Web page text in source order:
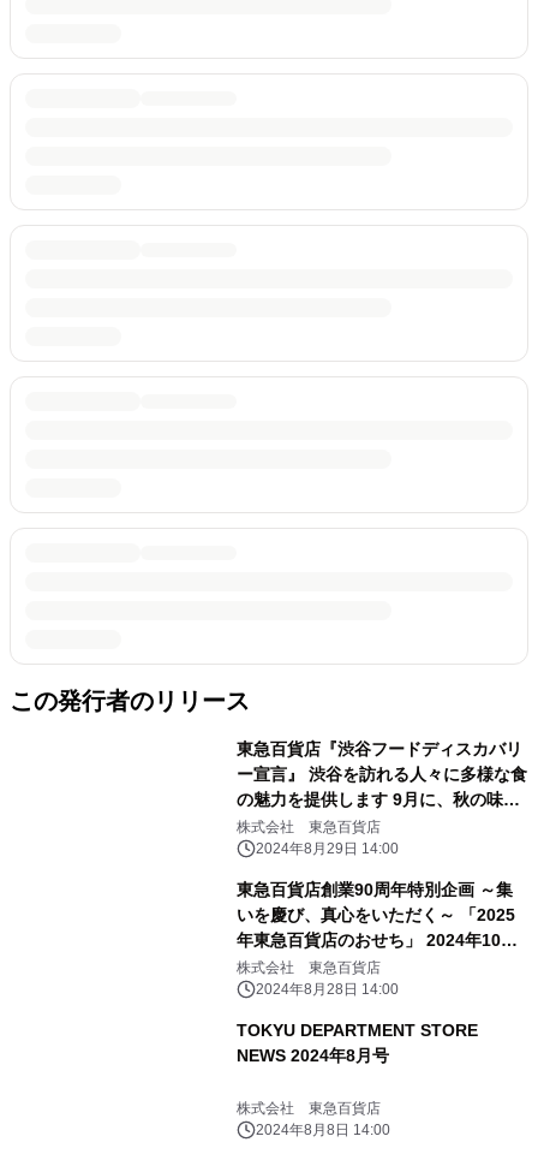
この発行者のリリース
東急百貨店『渋谷フードディスカバリ
ー宣言』 渋谷を訪れる人々に多様な食
の魅力を提供します 9月に、秋の味覚
を取り揃えた「SHIBUYA FOOD
DUNGEON」を開催！
株式会社 東急百貨店
2024年8月29日 14:00
東急百貨店創業90周年特別企画 ～集
いを慶び、真心をいただく～ 「2025
年東急百貨店のおせち」 2024年10月1
日（火）から承り開始
株式会社 東急百貨店
2024年8月28日 14:00
TOKYU DEPARTMENT STORE
NEWS 2024年8月号
株式会社 東急百貨店
2024年8月8日 14:00